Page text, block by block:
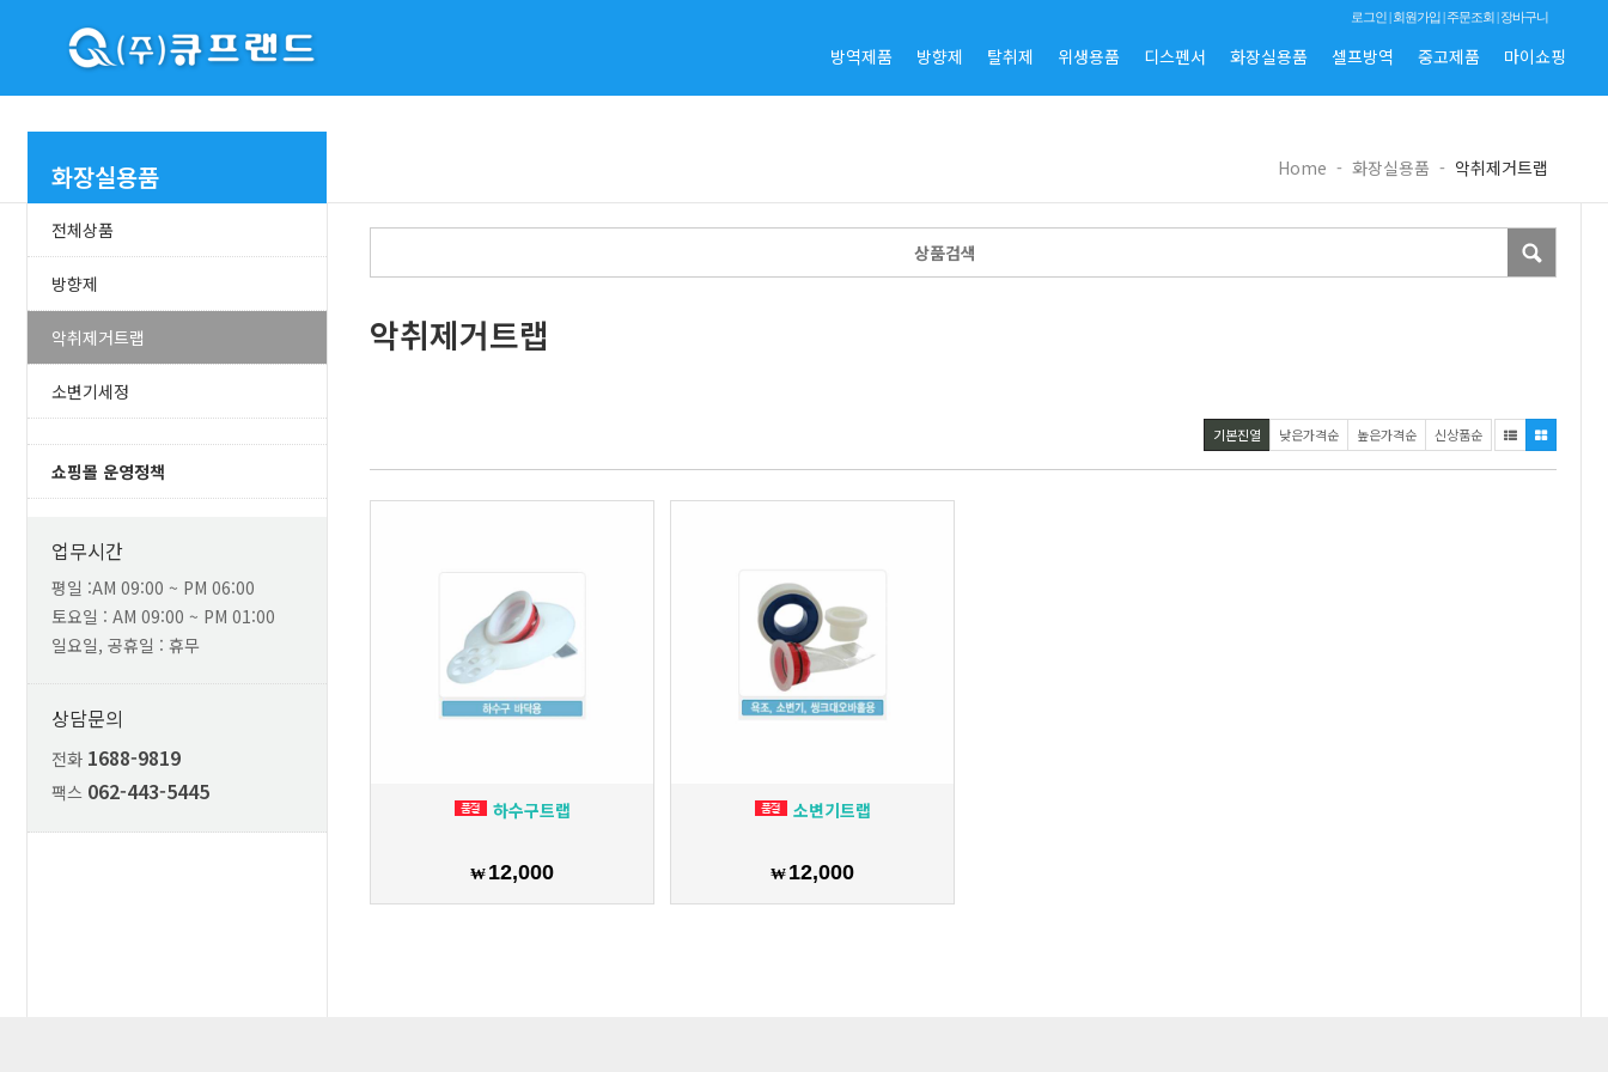
로그인|회원가입|주문조회|장바구니
방역제품 방향제 탈취제 위생용품 디스펜서 화장실용품 셀프방역 중고제품 마이쇼핑
Home - 화장실용품 - 악취제거트랩
화장실용품
전체상품
방향제
악취제거트랩
소변기세정
쇼핑몰 운영정책
업무시간
평일 :AM 09:00 ~ PM 06:00
토요일 : AM 09:00 ~ PM 01:00
일요일, 공휴일 : 휴무
상담문의
전화 1688-9819
팩스 062-443-5445
악취제거트랩
기본진열 낮은가격순 높은가격순 신상품순
하수구트랩
₩ 12,000
소변기트랩
₩ 12,000